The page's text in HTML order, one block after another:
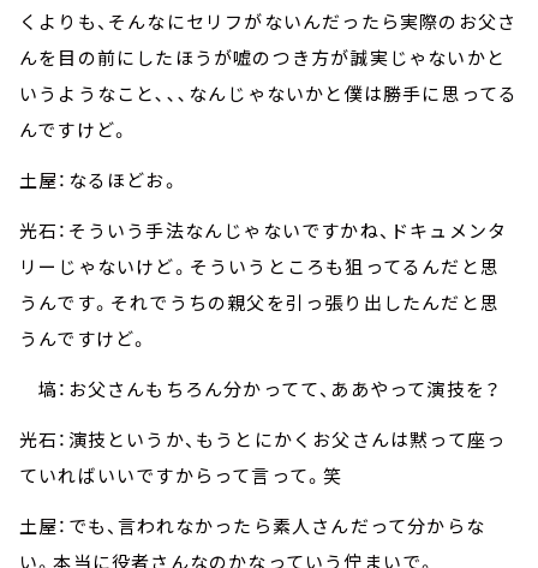
くよりも、そんなにセリフがないんだったら実際のお父さ
んを目の前にしたほうが嘘のつき方が誠実じゃないかと
いうようなこと､､､なんじゃないかと僕は勝手に思ってる
んですけど。
土屋：なるほどお。
光石：そういう手法なんじゃないですかね、ドキュメンタ
リーじゃないけど。そういうところも狙ってるんだと思
うんです。それでうちの親父を引っ張り出したんだと思
うんですけど。
塙：お父さんもちろん分かってて、ああやって演技を？
光石：演技というか、もうとにかくお父さんは黙って座っ
ていればいいですからって言って。笑
土屋：でも、言われなかったら素人さんだって分からな
い。本当に役者さんなのかなっていう佇まいで。